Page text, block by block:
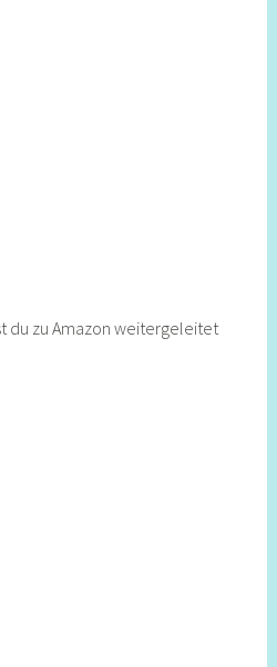
du zu Amazon weitergeleitet